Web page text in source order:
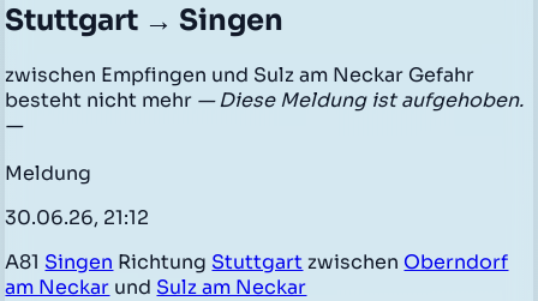
Stuttgart → Singen
zwischen Empfingen und Sulz am Neckar Gefahr
besteht nicht mehr — Diese Meldung ist aufgehoben.
—
Meldung
30.06.26, 21:12
A81 Singen Richtung Stuttgart zwischen Oberndorf
am Neckar und Sulz am Neckar